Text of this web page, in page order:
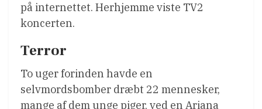
på internettet. Herhjemme viste TV2
koncerten.
Terror
To uger forinden havde en
selvmordsbomber dræbt 22 mennesker,
mange af dem unge piger, ved en Ariana